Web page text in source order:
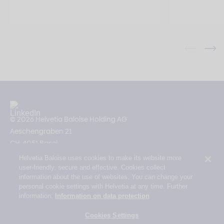
© 2026 Helvetia Baloise Holding AG
Aeschengraben 21
CH-4051 Basel
Impressum
Rechtliche Hinweise
Datenschutz
Helvetia Baloise uses cookies to make its website more
user-friendly, secure and effective. Cookies collect
information about the use of websites. You can change your
personal cookie settings with Helvetia at any time. Further
information:
Information on data protection
Cookies Settings